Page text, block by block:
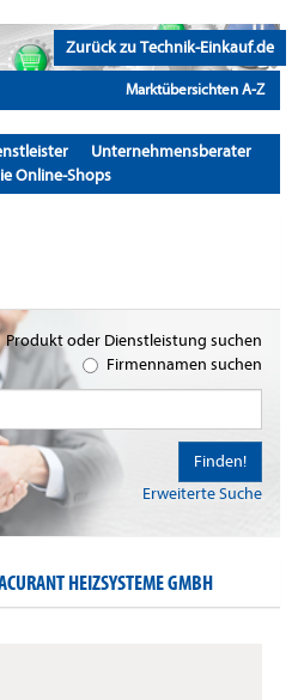
Zurück zu Technik-Einkauf.de
Marktübersichten A-Z
Unternehmensberater
Online-Shops
Produkt oder Dienstleistung suchen
Firmennamen suchen
Erweiterte Suche
Finden!
HEIZSYSTEME GMBH